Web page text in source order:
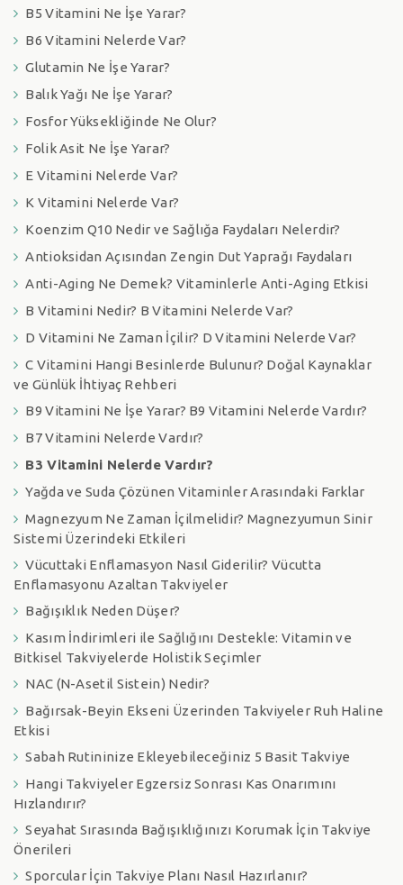
B5 Vitamini Ne İşe Yarar?
B6 Vitamini Nelerde Var?
Glutamin Ne İşe Yarar?
Balık Yağı Ne İşe Yarar?
Fosfor Yüksekliğinde Ne Olur?
Folik Asit Ne İşe Yarar?
E Vitamini Nelerde Var?
K Vitamini Nelerde Var?
Koenzim Q10 Nedir ve Sağlığa Faydaları Nelerdir?
Antioksidan Açısından Zengin Dut Yaprağı Faydaları
Anti-Aging Ne Demek? Vitaminlerle Anti-Aging Etkisi
B Vitamini Nedir? B Vitamini Nelerde Var?
D Vitamini Ne Zaman İçilir? D Vitamini Nelerde Var?
C Vitamini Hangi Besinlerde Bulunur? Doğal Kaynaklar
ve Günlük İhtiyaç Rehberi
B9 Vitamini Ne İşe Yarar? B9 Vitamini Nelerde Vardır?
B7 Vitamini Nelerde Vardır?
B3 Vitamini Nelerde Vardır?
Yağda ve Suda Çözünen Vitaminler Arasındaki Farklar
Magnezyum Ne Zaman İçilmelidir? Magnezyumun Sinir
Sistemi Üzerindeki Etkileri
Vücuttaki Enflamasyon Nasıl Giderilir? Vücutta
Enflamasyonu Azaltan Takviyeler
Bağışıklık Neden Düşer?
Kasım İndirimleri ile Sağlığını Destekle: Vitamin ve
Bitkisel Takviyelerde Holistik Seçimler
NAC (N-Asetil Sistein) Nedir?
Bağırsak-Beyin Ekseni Üzerinden Takviyeler Ruh Haline
Etkisi
Sabah Rutininize Ekleyebileceğiniz 5 Basit Takviye
Hangi Takviyeler Egzersiz Sonrası Kas Onarımını
Hızlandırır?
Seyahat Sırasında Bağışıklığınızı Korumak İçin Takviye
Önerileri
Sporcular İçin Takviye Planı Nasıl Hazırlanır?